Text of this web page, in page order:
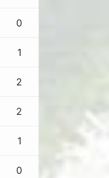
0
1
2
2
1
0